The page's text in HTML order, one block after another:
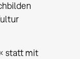
statt mit